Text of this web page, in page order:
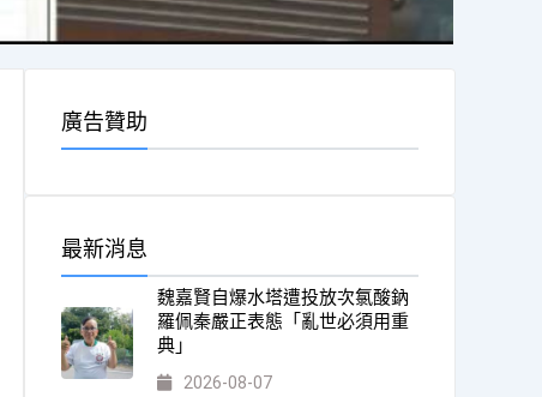
廣告贊助
最新消息
魏嘉賢自爆水塔遭投放次氯酸鈉
羅佩秦嚴正表態「亂世必須用重
典」
2026-08-07